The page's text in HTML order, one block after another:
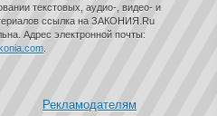
текстовых, аудио-, видео- и
ссылка на ЗАКОНИЯ.Ru
Адрес электронной почты:
Рекламодателям